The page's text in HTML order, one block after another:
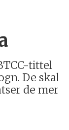
tittel
De skal
de mer